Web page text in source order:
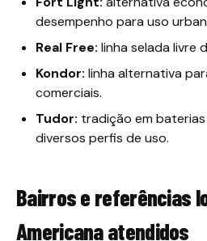
desempenho para uso
Real Free: linha selada livre
Kondor: linha alternativa
comerciais.
Tudor: tradição em
diversos perfis de uso.
Bairros e referências
Americana atendidos